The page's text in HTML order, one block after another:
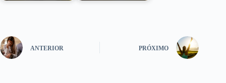
ANTERIOR PRÓXIMO